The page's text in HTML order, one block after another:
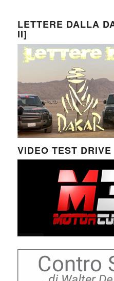
LETTERE DALLA
II]
VIDEO TEST DRIVE